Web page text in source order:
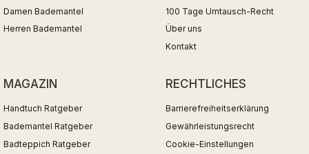
Damen Bademantel
Herren Bademantel
100 Tage Umtausch-Recht
Über uns
Kontakt
MAGAZIN
Handtuch Ratgeber
Bademantel Ratgeber
Badteppich Ratgeber
RECHTLICHES
Barrierefreiheitserklärung
Gewährleistungsrecht
Cookie-Einstellungen